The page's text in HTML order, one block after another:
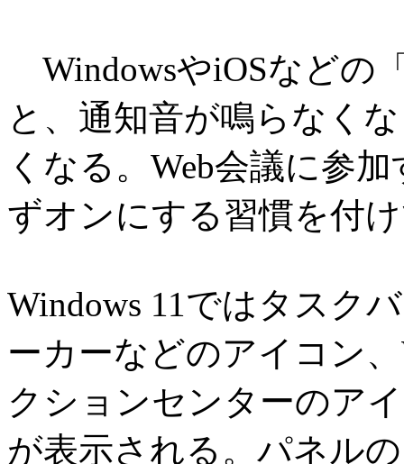
WindowsやiOSなどの
と、通知音が鳴らなく
くなる。Web会議に参
ずオンにする習慣を付
Windows 11ではタスク
ーカーなどのアイコン
クションセンターのア
が表示される。パネル